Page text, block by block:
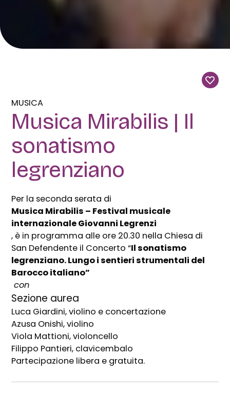
MUSICA
Musica Mirabilis | Il
sonatismo
legrenziano
Per la seconda serata di
Musica Mirabilis – Festival musicale
internazionale Giovanni Legrenzi
, è in programma alle ore 20.30 nella Chiesa di
San Defendente il Concerto “Il sonatismo
legrenziano. Lungo i sentieri strumentali del
Barocco italiano”
con
Sezione aurea
Luca Giardini, violino e concertazione
Azusa Onishi, violino
Viola Mattioni, violoncello
Filippo Pantieri, clavicembalo
Partecipazione libera e gratuita.